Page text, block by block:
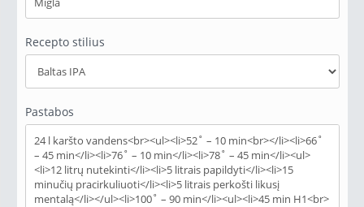
Recepto stilius
Pastabos